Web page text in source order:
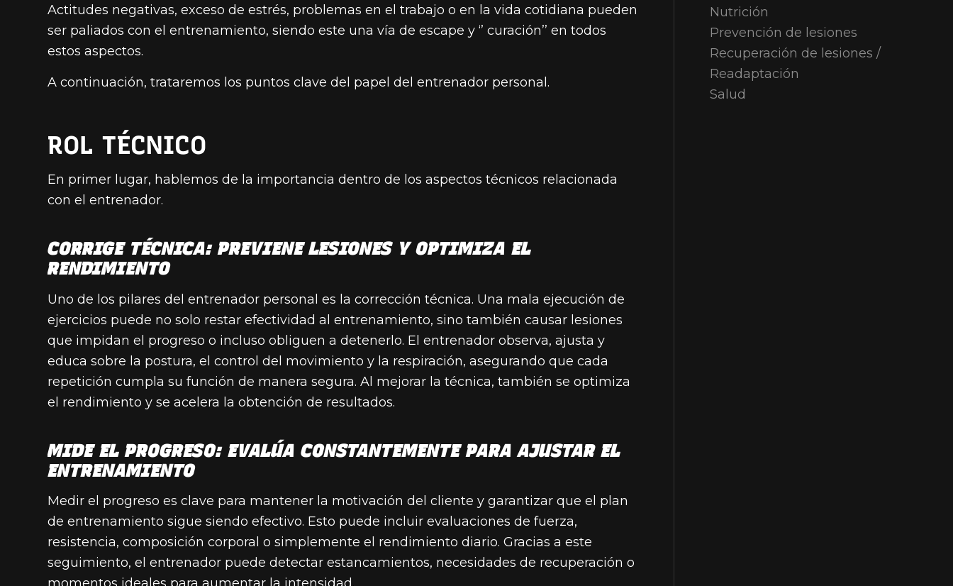
Actitudes negativas, exceso de estrés, problemas en el trabajo o en la vida cotidiana pueden
ser paliados con el entrenamiento, siendo este una vía de escape y ‘’ curación’’ en todos
estos aspectos.
A continuación, trataremos los puntos clave del papel del entrenador personal.
ROL TÉCNICO
En primer lugar, hablemos de la importancia dentro de los aspectos técnicos relacionada
con el entrenador.
CORRIGE TÉCNICA: PREVIENE LESIONES Y OPTIMIZA EL
RENDIMIENTO
Uno de los pilares del entrenador personal es la corrección técnica. Una mala ejecución de
ejercicios puede no solo restar efectividad al entrenamiento, sino también causar lesiones
que impidan el progreso o incluso obliguen a detenerlo. El entrenador observa, ajusta y
educa sobre la postura, el control del movimiento y la respiración, asegurando que cada
repetición cumpla su función de manera segura. Al mejorar la técnica, también se optimiza
el rendimiento y se acelera la obtención de resultados.
MIDE EL PROGRESO: EVALÚA CONSTANTEMENTE PARA AJUSTAR EL
ENTRENAMIENTO
Medir el progreso es clave para mantener la motivación del cliente y garantizar que el plan
de entrenamiento sigue siendo efectivo. Esto puede incluir evaluaciones de fuerza,
resistencia, composición corporal o simplemente el rendimiento diario. Gracias a este
seguimiento, el entrenador puede detectar estancamientos, necesidades de recuperación o
Nutrición
Prevención de lesiones
Recuperación de lesiones /
Readaptación
Salud